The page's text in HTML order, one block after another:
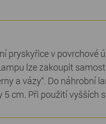
pryskyřice v povrchové
lze zakoupit
a vázy“. Do náhrobní
cm. Při použití vyšších